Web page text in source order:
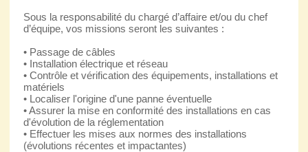
Sous la responsabilité du chargé d’affaire et/ou du chef
d’équipe, vos missions seront les suivantes :
• Passage de câbles
• Installation électrique et réseau
• Contrôle et vérification des équipements, installations et
matériels
• Localiser l'origine d'une panne éventuelle
• Assurer la mise en conformité des installations en cas
d'évolution de la réglementation
• Effectuer les mises aux normes des installations
(évolutions récentes et impactantes)